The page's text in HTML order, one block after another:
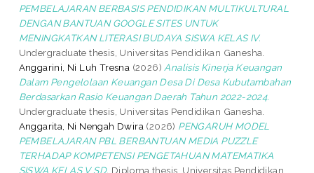
PEMBELAJARAN BERBASIS PENDIDIKAN MULTIKULTURAL
DENGAN BANTUAN GOOGLE SITES UNTUK
MENINGKATKAN LITERASI BUDAYA SISWA KELAS IV.
Undergraduate thesis, Universitas Pendidikan Ganesha.
Anggarini, Ni Luh Tresna (2026) Analisis Kinerja Keuangan
Dalam Pengelolaan Keuangan Desa Di Desa Kubutambahan
Berdasarkan Rasio Keuangan Daerah Tahun 2022-2024.
Undergraduate thesis, Universitas Pendidikan Ganesha.
Anggarita, Ni Nengah Dwira (2026) PENGARUH MODEL
PEMBELAJARAN PBL BERBANTUAN MEDIA PUZZLE
TERHADAP KOMPETENSI PENGETAHUAN MATEMATIKA
SISWA KELAS V SD. Diploma thesis, Universitas Pendidikan